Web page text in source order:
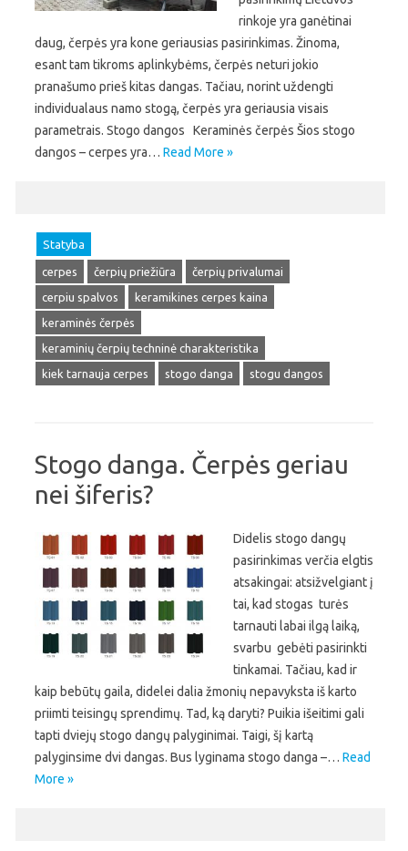
rinkoje yra ganėtinai
daug, čerpės yra kone geriausias pasirinkimas. Žinoma,
esant tam tikroms aplinkybėms, čerpės neturi jokio
pranašumo prieš kitas dangas. Tačiau, norint uždengti
individualaus namo stogą, čerpės yra geriausia visais
parametrais. Stogo dangos Keraminės čerpės Šios stogo
dangos – cerpes yra… Read More »
Statyba
cerpes čerpių priežiūra
čerpių privalumai
cerpiu spalvos
keramikines cerpes kaina
keraminės čerpės
keraminių čerpių techninė charakteristika
kiek tarnauja cerpes
stogo danga stogu dangos
Stogo danga. Čerpės geriau
nei šiferis?
Didelis stogo dangų
pasirinkimas verčia elgtis
atsakingai: atsižvelgiant į
tai, kad stogas turės
tarnauti labai ilgą laiką,
svarbu gebėti pasirinkti
tinkamai. Tačiau, kad ir
kaip bebūtų gaila, didelei dalia žmonių nepavyksta iš karto
priimti teisingų sprendimų. Tad, ką daryti? Puikia išeitimi gali
tapti dviejų stogo dangų palyginimai. Taigi, šį kartą
palyginsime dvi dangas. Bus lyginama stogo danga –… Read
More »